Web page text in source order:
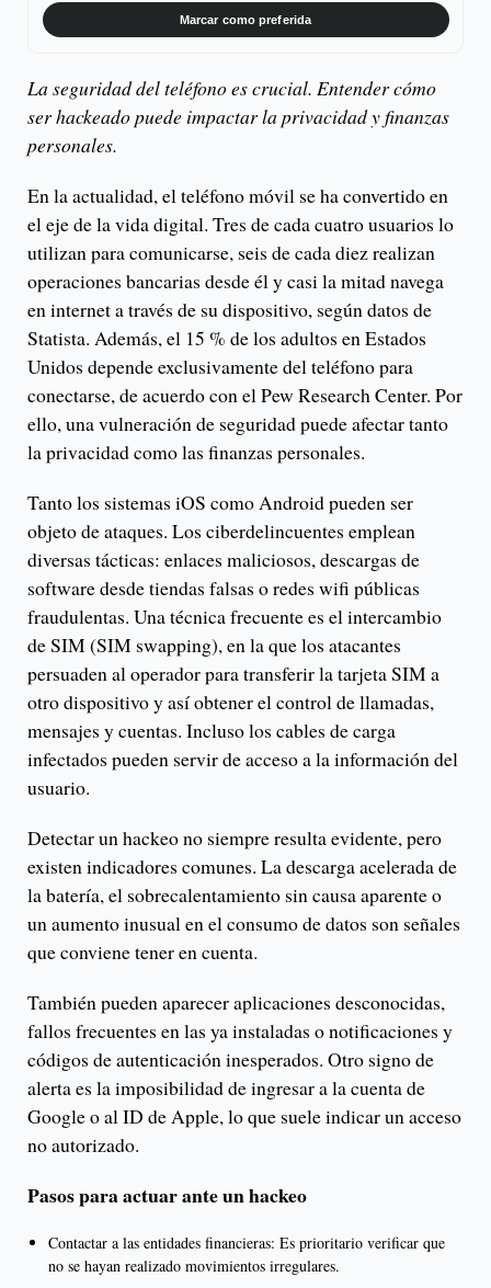
Marcar como preferida
La seguridad del teléfono es crucial. Entender cómo
ser hackeado puede impactar la privacidad y finanzas
personales.
En la actualidad, el teléfono móvil se ha convertido en
el eje de la vida digital. Tres de cada cuatro usuarios lo
utilizan para comunicarse, seis de cada diez realizan
operaciones bancarias desde él y casi la mitad navega
en internet a través de su dispositivo, según datos de
Statista. Además, el 15 % de los adultos en Estados
Unidos depende exclusivamente del teléfono para
conectarse, de acuerdo con el Pew Research Center. Por
ello, una vulneración de seguridad puede afectar tanto
la privacidad como las finanzas personales.
Tanto los sistemas iOS como Android pueden ser
objeto de ataques. Los ciberdelincuentes emplean
diversas tácticas: enlaces maliciosos, descargas de
software desde tiendas falsas o redes wifi públicas
fraudulentas. Una técnica frecuente es el intercambio
de SIM (SIM swapping), en la que los atacantes
persuaden al operador para transferir la tarjeta SIM a
otro dispositivo y así obtener el control de llamadas,
mensajes y cuentas. Incluso los cables de carga
infectados pueden servir de acceso a la información del
usuario.
Detectar un hackeo no siempre resulta evidente, pero
existen indicadores comunes. La descarga acelerada de
la batería, el sobrecalentamiento sin causa aparente o
un aumento inusual en el consumo de datos son señales
que conviene tener en cuenta.
También pueden aparecer aplicaciones desconocidas,
fallos frecuentes en las ya instaladas o notificaciones y
códigos de autenticación inesperados. Otro signo de
alerta es la imposibilidad de ingresar a la cuenta de
Google o al ID de Apple, lo que suele indicar un acceso
no autorizado.
Pasos para actuar ante un hackeo
Contactar a las entidades financieras: Es prioritario verificar que
no se hayan realizado movimientos irregulares.